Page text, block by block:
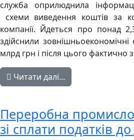
служба оприлюднила
схеми виведення коштів за
компанії. Йдеться про понад
здійснили
млрд грн і після цього фактично
Читати далі...
Переробна
зі сплати податків